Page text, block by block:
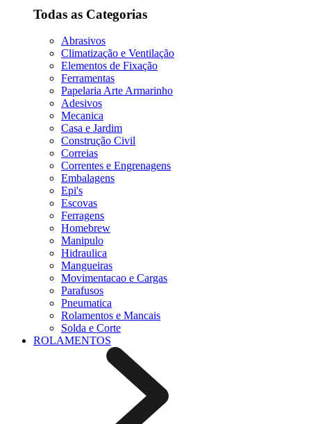
Todas as Categorias
Abrasivos
Climatização e Ventilação
Elementos de Fixação
Ferramentas
Papelaria Arte Armarinho
Adesivos
Mecanica
Casa e Jardim
Construção Civil
Correias
Correntes e Engrenagens
Embalagens
Epi's
Escovas
Ferragens
Homebrew
Manipulo
Hidraulica
Mangueiras
Movimentacao e Cargas
Parafusos
Pneumatica
Rolamentos e Mancais
Solda e Corte
ROLAMENTOS